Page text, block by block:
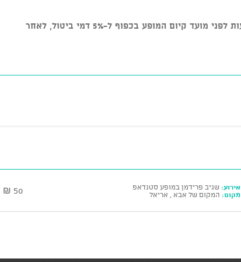
* ניתן לבטל כרטיסים עד טווח זמן של 48 שעות לפני מועד קיום המופע בכפוף ל-5% דמי ביטול, לאחר
אירוע: שגיב פרידמן במופע סטנדאפ
מקום: המקום של אבא , אריאל 50 ₪